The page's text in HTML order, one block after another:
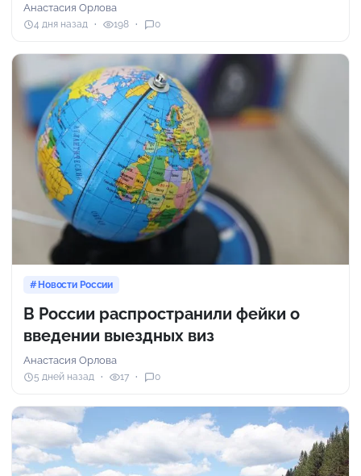
Анастасия Орлова
4 дня назад 198 0
Новости России
В России распространили фейки о
введении выездных виз
Анастасия Орлова
5 дней назад 17 0